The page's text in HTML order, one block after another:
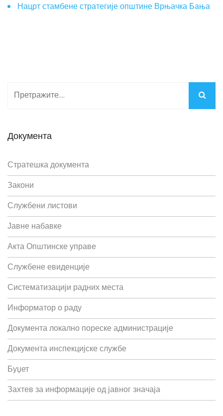
Нацрт стамбене стратегије општине Врњачка Бања
Документа
Стратешка документа
Закони
Службени листови
Јавне набавке
Акта Општинске управе
Службене евиденције
Систематизацији радних места
Информатор о раду
Документа локално пореске администрације
Документа инспекцијске службе
Буџет
Захтев за информације од јавног значаја